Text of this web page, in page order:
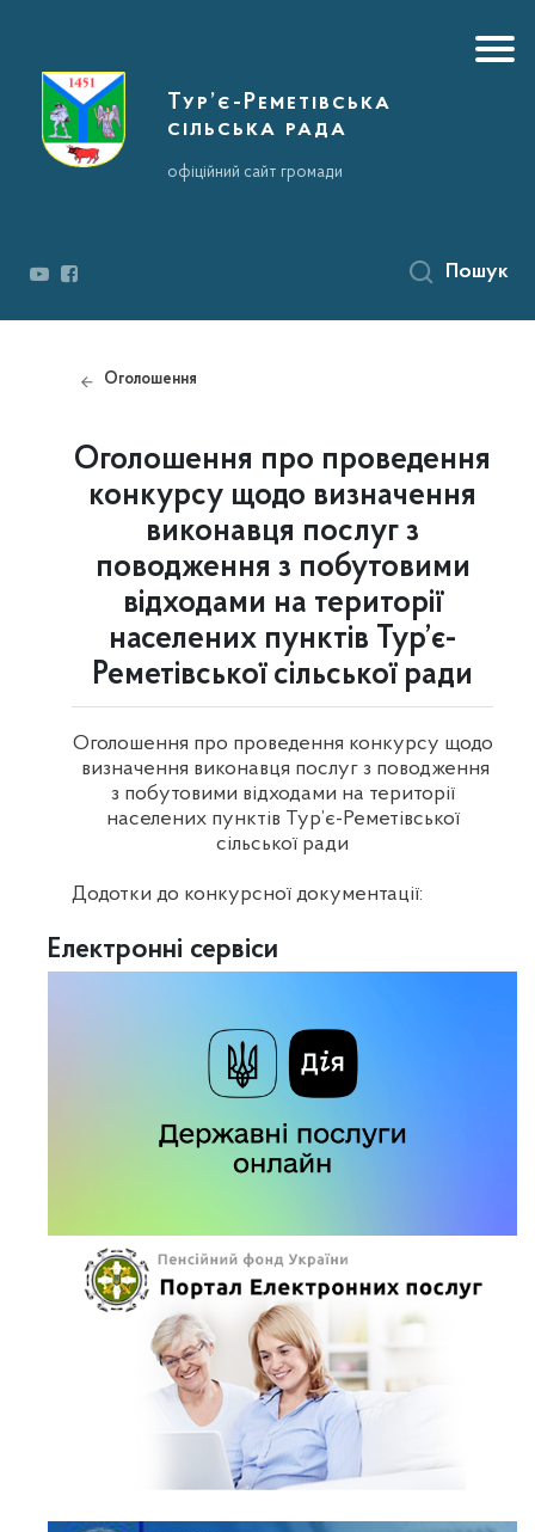
Тур’є-Реметівська
сільська рада
офіційний сайт громади
Пошук
Оголошення
Оголошення про проведення
конкурсу щодо визначення
виконавця послуг з
поводження з побутовими
відходами на території
населених пунктів Тур’є-
Реметівської сільської ради
Оголошення про проведення конкурсу щодо
визначення виконавця послуг з поводження
з побутовими відходами на території
населених пунктів Тур’є-Реметівської
сільської ради
Додотки до конкурсної документації:
Електронні сервіси